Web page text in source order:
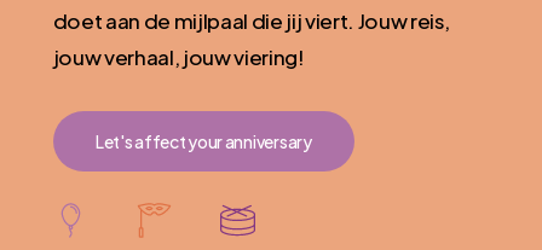
doet aan de mijlpaal die jij viert. Jouw reis,
jouw verhaal, jouw viering!
Let's affect your anniversary